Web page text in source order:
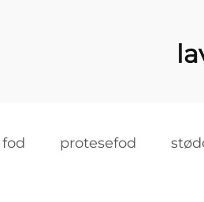
protesefod